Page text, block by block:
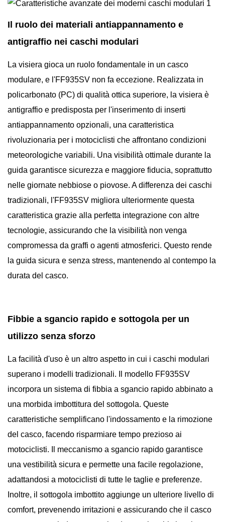
Il ruolo dei materiali antiappannamento e
antigraffio nei caschi modulari
La visiera gioca un ruolo fondamentale in un casco
modulare, e l'FF935SV non fa eccezione. Realizzata in
policarbonato (PC) di qualità ottica superiore, la visiera è
antigraffio e predisposta per l'inserimento di inserti
antiappannamento opzionali, una caratteristica
rivoluzionaria per i motociclisti che affrontano condizioni
meteorologiche variabili. Una visibilità ottimale durante la
guida garantisce sicurezza e maggiore fiducia, soprattutto
nelle giornate nebbiose o piovose. A differenza dei caschi
tradizionali, l'FF935SV migliora ulteriormente questa
caratteristica grazie alla perfetta integrazione con altre
tecnologie, assicurando che la visibilità non venga
compromessa da graffi o agenti atmosferici. Questo rende
la guida sicura e senza stress, mantenendo al contempo la
durata del casco.
Fibbie a sgancio rapido e sottogola per un
utilizzo senza sforzo
La facilità d'uso è un altro aspetto in cui i caschi modulari
superano i modelli tradizionali. Il modello FF935SV
incorpora un sistema di fibbia a sgancio rapido abbinato a
una morbida imbottitura del sottogola. Queste
caratteristiche semplificano l'indossamento e la rimozione
del casco, facendo risparmiare tempo prezioso ai
motociclisti. Il meccanismo a sgancio rapido garantisce
una vestibilità sicura e permette una facile regolazione,
adattandosi a motociclisti di tutte le taglie e preferenze.
Inoltre, il sottogola imbottito aggiunge un ulteriore livello di
comfort, prevenendo irritazioni e assicurando che il casco